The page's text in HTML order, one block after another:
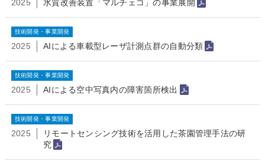
2025 水質改善装置「マルチェコ」の事業展開
技術開発・事業開発
2025 AIによる車載型レーザ計測点群の自動分類
技術開発・事業開発
2025 AIによる空中写真内の障害箇所検出
技術開発・事業開発
2025
リモートセンシング技術を活用した茶園管理手法の研
究